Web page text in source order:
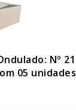
Nº
05